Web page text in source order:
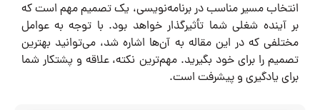
انتخاب مسیر مناسب در برنامه‌نویسی، یک تصمیم مهم است که
بر آینده شغلی شما تأثیرگذار خواهد بود. با توجه به عوامل
مختلفی که در این مقاله به آن‌ها اشاره شد، می‌توانید بهترین
تصمیم را برای خود بگیرید. مهم‌ترین نکته، علاقه و پشتکار شما
برای یادگیری و پیشرفت است.